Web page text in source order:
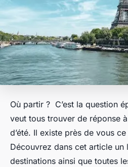
Où partir ? C’est la question
veut tous trouver de réponse
d’été. Il existe près de vous
Découvrez dans cet article un
destinations ainsi que toutes